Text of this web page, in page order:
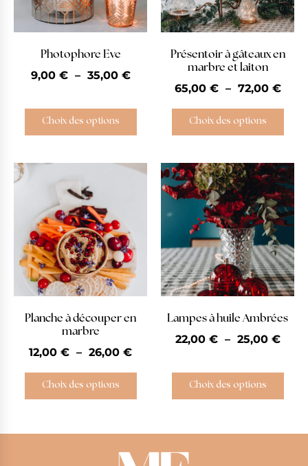
Photophore Eve
9,00 € – 35,00 €
Choix des options
Présentoir à gâteaux en
marbre et laiton
65,00 € – 72,00 €
Choix des options
Planche à découper en
marbre
12,00 € – 26,00 €
Choix des options
Lampes à huile Ambrées
22,00 € – 25,00 €
Choix des options